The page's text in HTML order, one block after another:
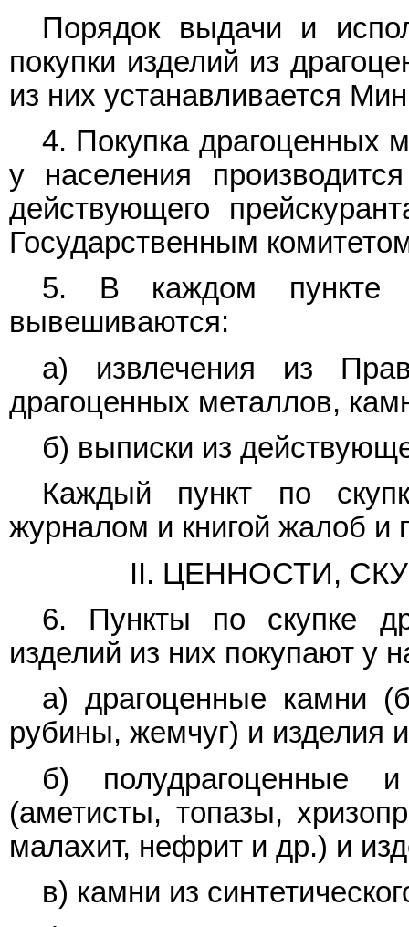
Порядок выдачи и
покупки изделий из
из них устанавливается
4. Покупка драгоценных
у населения
действующего
Государственным
5. В каждом пункте
вывешиваются:
а) извлечения из
драгоценных металлов,
б) выписки из
Каждый пункт по
журналом и книгой жалоб и
II. ЦЕННОСТИ,
6. Пункты по скупке
изделий из них покупают у
а) драгоценные камни
рубины, жемчуг) и изделия
б) полудрагоценные
(аметисты, топазы,
малахит, нефрит и др.) и
в) камни из